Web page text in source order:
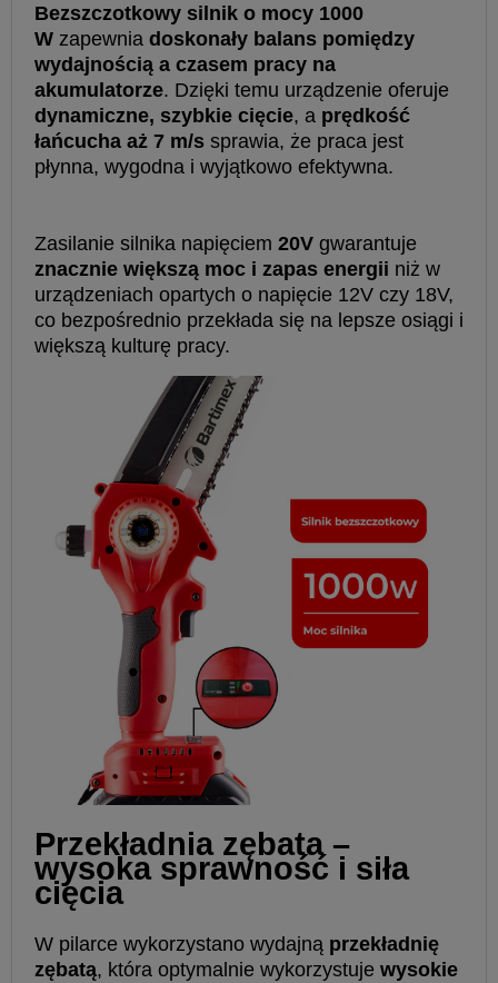
Bezszczotkowy silnik o mocy 1000
W zapewnia doskonały balans pomiędzy
wydajnością a czasem pracy na
akumulatorze. Dzięki temu urządzenie oferuje
dynamiczne, szybkie cięcie, a prędkość
łańcucha aż 7 m/s sprawia, że praca jest
płynna, wygodna i wyjątkowo efektywna.
Zasilanie silnika napięciem 20V gwarantuje
znacznie większą moc i zapas energii niż w
urządzeniach opartych o napięcie 12V czy 18V,
co bezpośrednio przekłada się na lepsze osiągi i
większą kulturę pracy.
Przekładnia zębata –
wysoka sprawność i siła
cięcia
W pilarce wykorzystano wydajną przekładnię
zębatą, która optymalnie wykorzystuje wysokie